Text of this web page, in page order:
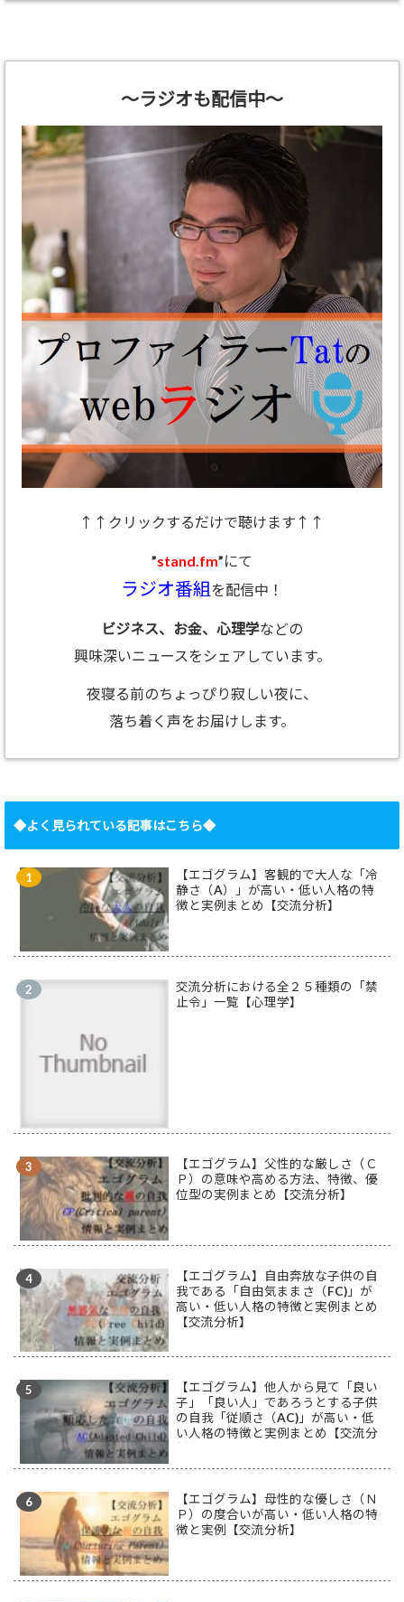
～ラジオも配信中～
↑↑クリックするだけで聴けます↑↑
”stand.fm”にて
ラジオ番組を配信中！
ビジネス、お金、心理学などの
興味深いニュースをシェアしています。
夜寝る前のちょっぴり寂しい夜に、
落ち着く声をお届けします。
◆よく見られている記事はこちら◆
【エゴグラム】客観的で大人な「冷
静さ（A）」が高い・低い人格の特
徴と実例まとめ【交流分析】
交流分析における全２５種類の「禁
止令」一覧【心理学】
【エゴグラム】父性的な厳しさ（Ｃ
Ｐ）の意味や高める方法、特徴、優
位型の実例まとめ【交流分析】
【エゴグラム】自由奔放な子供の自
我である「自由気ままさ（FC)」が
高い・低い人格の特徴と実例まとめ
【交流分析】
【エゴグラム】他人から見て「良い
子」「良い人」であろうとする子供
の自我「従順さ（AC)」が高い・低
い人格の特徴と実例まとめ【交流分
【エゴグラム】母性的な優しさ（Ｎ
Ｐ）の度合いが高い・低い人格の特
徴と実例【交流分析】